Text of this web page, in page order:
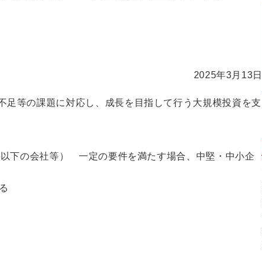
2025年3月13日
等の課題に対応し、成長を目指して行う大規模投資を支
下の会社等） 一定の要件を満たす場合、中堅・中小企